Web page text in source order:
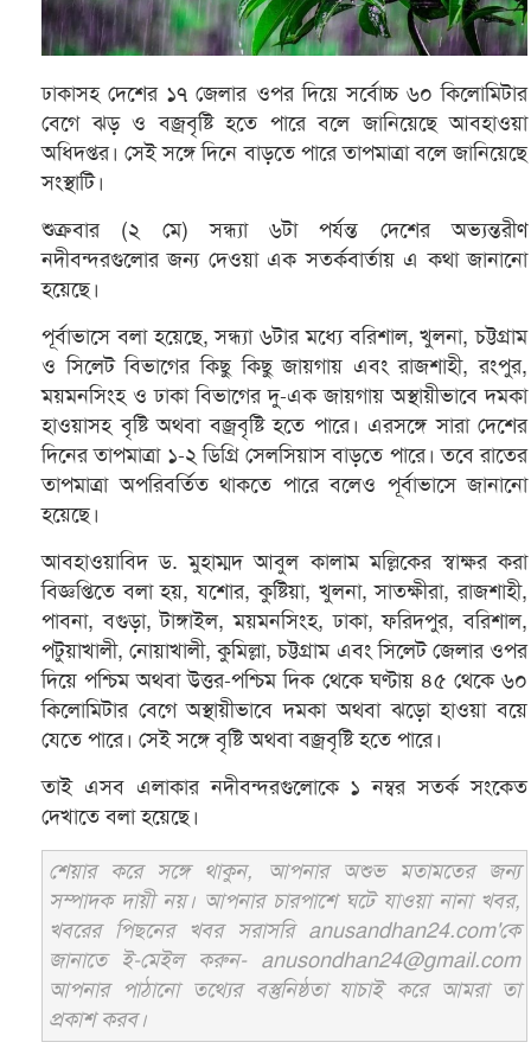
ঢাকাসহ দেশের ১৭ জেলার ওপর দিয়ে সর্বোচ্চ ৬০ কিলোমিটার
বেগে ঝড় ও বজ্রবৃষ্টি হতে পারে বলে জানিয়েছে আবহাওয়া
অধিদপ্তর। সেই সঙ্গে দিনে বাড়তে পারে তাপমাত্রা বলে জানিয়েছে
সংস্থাটি।
শুক্রবার (২ মে) সন্ধ্যা ৬টা পর্যন্ত দেশের অভ্যন্তরীণ
নদীবন্দরগুলোর জন্য দেওয়া এক সতর্কবার্তায় এ কথা জানানো
হয়েছে।
পূর্বাভাসে বলা হয়েছে, সন্ধ্যা ৬টার মধ্যে বরিশাল, খুলনা, চট্টগ্রাম
ও সিলেট বিভাগের কিছু কিছু জায়গায় এবং রাজশাহী, রংপুর,
ময়মনসিংহ ও ঢাকা বিভাগের দু-এক জায়গায় অস্থায়ীভাবে দমকা
হাওয়াসহ বৃষ্টি অথবা বজ্রবৃষ্টি হতে পারে। এরসঙ্গে সারা দেশের
দিনের তাপমাত্রা ১-২ ডিগ্রি সেলসিয়াস বাড়তে পারে। তবে রাতের
তাপমাত্রা অপরিবর্তিত থাকতে পারে বলেও পূর্বাভাসে জানানো
হয়েছে।
আবহাওয়াবিদ ড. মুহাম্মদ আবুল কালাম মল্লিকের স্বাক্ষর করা
বিজ্ঞপ্তিতে বলা হয়, যশোর, কুষ্টিয়া, খুলনা, সাতক্ষীরা, রাজশাহী,
পাবনা, বগুড়া, টাঙ্গাইল, ময়মনসিংহ, ঢাকা, ফরিদপুর, বরিশাল,
পটুয়াখালী, নোয়াখালী, কুমিল্লা, চট্টগ্রাম এবং সিলেট জেলার ওপর
দিয়ে পশ্চিম অথবা উত্তর-পশ্চিম দিক থেকে ঘণ্টায় ৪৫ থেকে ৬০
কিলোমিটার বেগে অস্থায়ীভাবে দমকা অথবা ঝড়ো হাওয়া বয়ে
যেতে পারে। সেই সঙ্গে বৃষ্টি অথবা বজ্রবৃষ্টি হতে পারে।
তাই এসব এলাকার নদীবন্দরগুলোকে ১ নম্বর সতর্ক সংকেত
দেখাতে বলা হয়েছে।
শেয়ার করে সঙ্গে থাকুন, আপনার অশুভ মতামতের জন্য
সম্পাদক দায়ী নয়। আপনার চারপাশে ঘটে যাওয়া নানা খবর,
খবরের পিছনের খবর সরাসরি anusandhan24.com'কে
জানাতে ই-মেইল করুন- anusondhan24@gmail.com
আপনার পাঠানো তথ্যের বস্তুনিষ্ঠতা যাচাই করে আমরা তা
প্রকাশ করব।